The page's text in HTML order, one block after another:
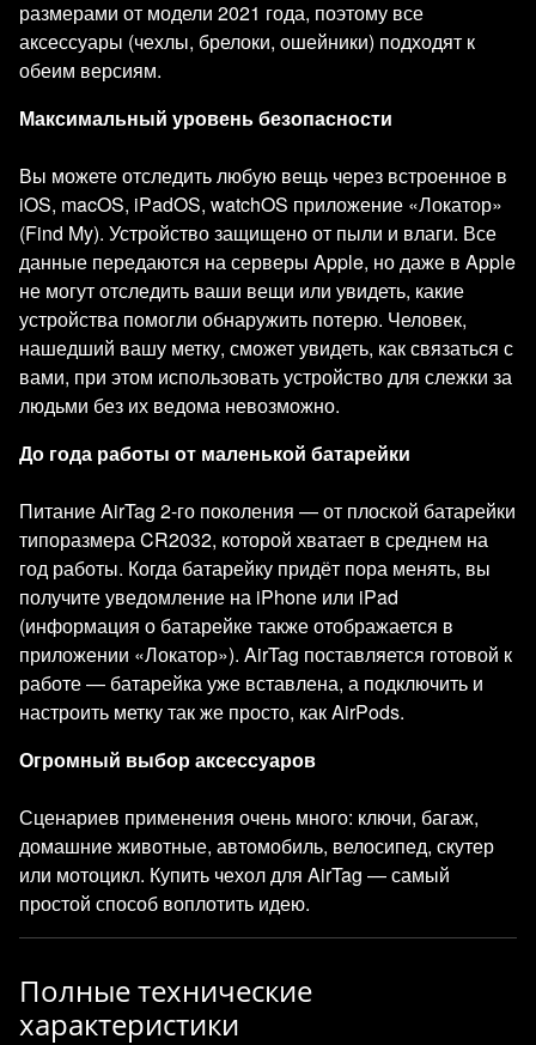
размерами от модели 2021 года, поэтому все
аксессуары (чехлы, брелоки, ошейники) подходят к
обеим версиям.
Максимальный уровень безопасности
Вы можете отследить любую вещь через встроенное в
iOS, macOS, iPadOS, watchOS приложение «Локатор»
(Find My). Устройство защищено от пыли и влаги. Все
данные передаются на серверы Apple, но даже в Apple
не могут отследить ваши вещи или увидеть, какие
устройства помогли обнаружить потерю. Человек,
нашедший вашу метку, сможет увидеть, как связаться с
вами, при этом использовать устройство для слежки за
людьми без их ведома невозможно.
До года работы от маленькой батарейки
Питание AirTag 2-го поколения — от плоской батарейки
типоразмера CR2032, которой хватает в среднем на
год работы. Когда батарейку придёт пора менять, вы
получите уведомление на iPhone или iPad
(информация о батарейке также отображается в
приложении «Локатор»). AirTag поставляется готовой к
работе — батарейка уже вставлена, а подключить и
настроить метку так же просто, как AirPods.
Огромный выбор аксессуаров
Сценариев применения очень много: ключи, багаж,
домашние животные, автомобиль, велосипед, скутер
или мотоцикл. Купить чехол для AirTag — самый
простой способ воплотить идею.
Полные технические
характеристики